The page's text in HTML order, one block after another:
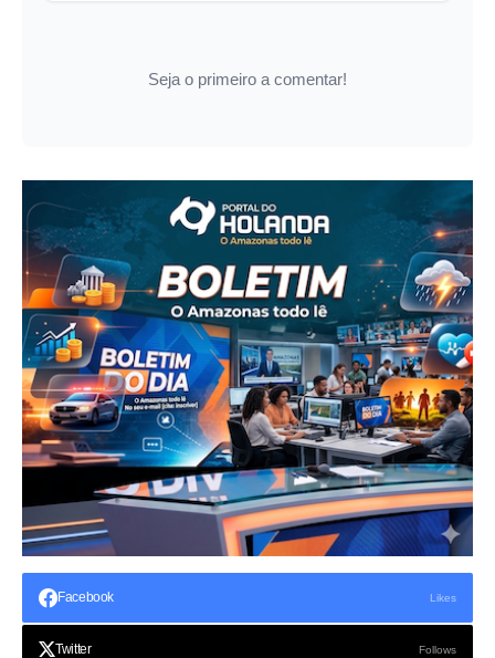
Seja o primeiro a comentar!
Facebook Likes
Twitter Follows